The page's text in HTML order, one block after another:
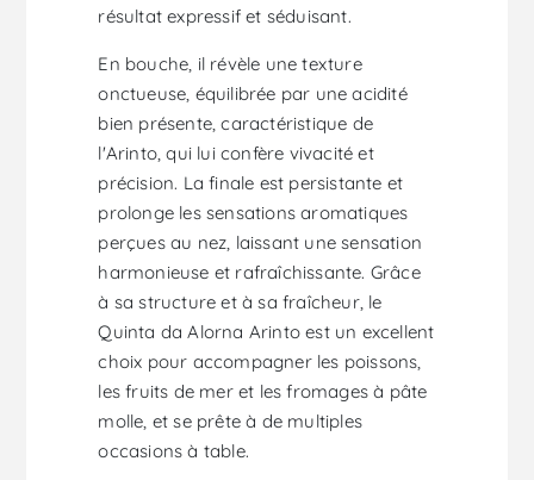
résultat expressif et séduisant.
En bouche, il révèle une texture
onctueuse, équilibrée par une acidité
bien présente, caractéristique de
l'Arinto, qui lui confère vivacité et
précision. La finale est persistante et
prolonge les sensations aromatiques
perçues au nez, laissant une sensation
harmonieuse et rafraîchissante. Grâce
à sa structure et à sa fraîcheur, le
Quinta da Alorna Arinto est un excellent
choix pour accompagner les poissons,
les fruits de mer et les fromages à pâte
molle, et se prête à de multiples
occasions à table.